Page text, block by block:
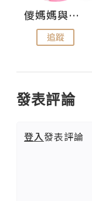
儍媽媽與兩隻小魔怪之家
追蹤
發表評論
登入發表評論